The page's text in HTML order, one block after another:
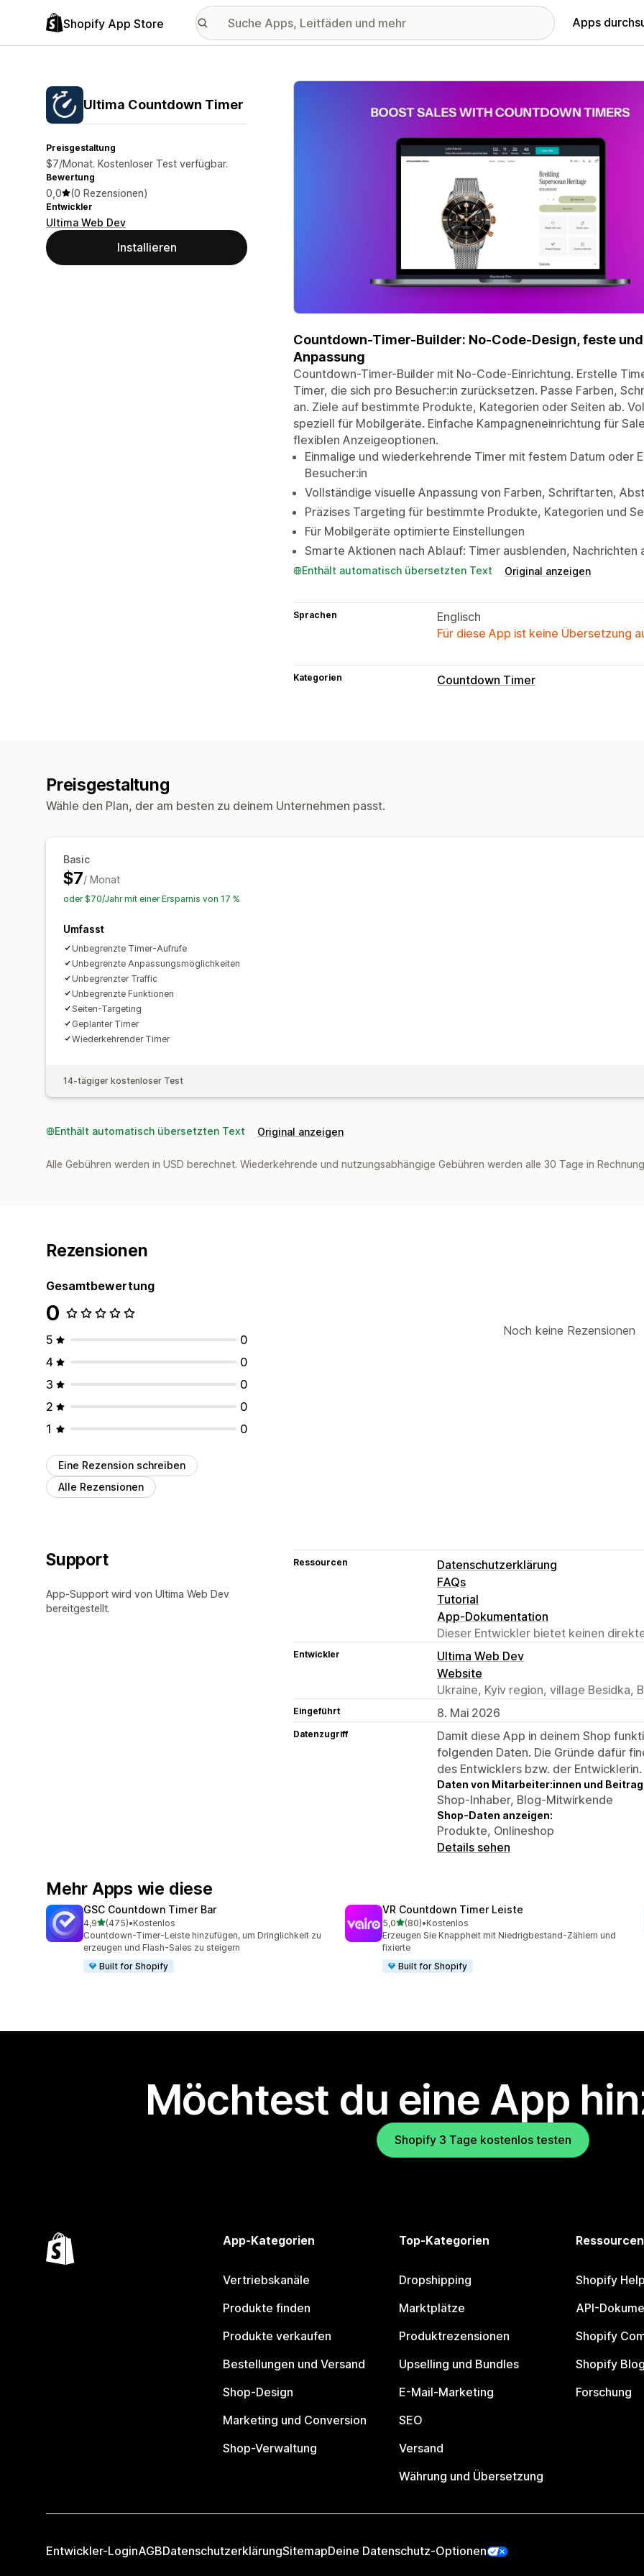
Shopify App Store Apps
Ultima Countdown Timer
Preisgestaltung
$7/Monat. Kostenloser Test verfügbar.
Bewertung
0,0 (0 Rezensionen)
Entwickler
Ultima Web Dev
Installieren
Vorgestellte Bildergalerie
Countdown-Timer-Builder: No-Code-Design, feste
Anpassung
Countdown-Timer-Builder mit No-Code-Einrichtung. Erstelle
Timer, die sich pro Besucher:in zurücksetzen. Passe Farben,
an. Ziele auf bestimmte Produkte, Kategorien oder Seiten ab.
speziell für Mobilgeräte. Einfache Kampagneneinrichtung für
flexiblen Anzeigeoptionen.
Einmalige und wiederkehrende Timer mit festem Datum oder
Besucher:in
Vollständige visuelle Anpassung von Farben, Schriftarten,
Präzises Targeting für bestimmte Produkte, Kategorien und
Für Mobilgeräte optimierte Einstellungen
Smarte Aktionen nach Ablauf: Timer ausblenden,
Enthält automatisch übersetzten Text Original anzeigen
Sprachen
Englisch
Für diese App ist keine Übersetzung
Kategorien Countdown Timer
Preisgestaltung
Wähle den Plan, der am besten zu deinem Unternehmen passt.
Basic
$7/ Monat
oder $70/Jahr mit einer Ersparnis von 17 %
Umfasst
Unbegrenzte Timer-Aufrufe
Unbegrenzte Anpassungsmöglichkeiten
Unbegrenzter Traffic
Unbegrenzte Funktionen
Seiten-Targeting
Geplanter Timer
Wiederkehrender Timer
14-tägiger kostenloser Test
Enthält automatisch übersetzten Text Original anzeigen
Alle Gebühren werden in USD berechnet. Wiederkehrende und nutzungsabhängige Gebühren werden alle 30 Tage in
Rezensionen
Gesamtbewertung
0
5
0
4
0
3
0
2
0
1
0
Eine Rezension schreiben
Alle Rezensionen
Noch keine Rezensionen
Support
App-Support wird von Ultima Web Dev
bereitgestellt.
Ressourcen
Datenschutzerklärung
FAQs
Tutorial
App-Dokumentation
Dieser Entwickler bietet keinen
Entwickler
Ultima Web Dev
Website
Ukraine, Kyiv region, village Besidka,
Eingeführt 8. Mai 2026
Datenzugriff
Damit diese App in deinem Shop
folgenden Daten. Die Gründe dafür
des Entwicklers bzw. der Entwicklerin.
Daten von Mitarbeiter:innen und
Shop-Inhaber, Blog-Mitwirkende
Shop-Daten anzeigen:
Produkte, Onlineshop
Details sehen
Mehr Apps wie diese
GSC Countdown Timer Bar
4,9von 5 Sternen
(475)
475 Rezensionen insgesamt
•Kostenlos
Countdown-Timer-Leiste hinzufügen, um Dringlichkeit zu
erzeugen und Flash-Sales zu steigern
Built for Shopify
VR Countdown Timer Leiste
5,0von 5 Sternen
(80)
80 Rezensionen insgesamt
•Kostenlos
Erzeugen Sie Knappheit mit Niedrigbestand-Zählern und
fixierte
Built for Shopify
Möchtest du eine App
Shopify 3 Tage kostenlos testen
App-Kategorien
Vertriebskanäle
Produkte finden
Produkte verkaufen
Bestellungen und Versand
Shop-Design
Marketing und Conversion
Shop-Verwaltung
Top-Kategorien
Dropshipping
Marktplätze
Produktrezensionen
Upselling und Bundles
E-Mail-Marketing
SEO
Versand
Währung und Übersetzung
Ressourcen
Shopify
API-
Shopify
Shopify Blog
Forschung
Entwickler-LoginAGBDatenschutzerklärungSitemapDeine Datenschutz-Optionen